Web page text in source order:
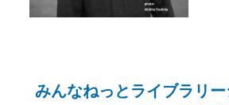
みんなねっとライブラリー